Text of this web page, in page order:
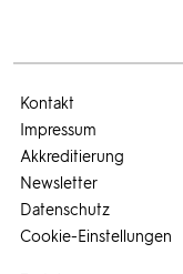
Kontakt
Impressum
Akkreditierung
Newsletter
Datenschutz
Cookie-Einstellungen